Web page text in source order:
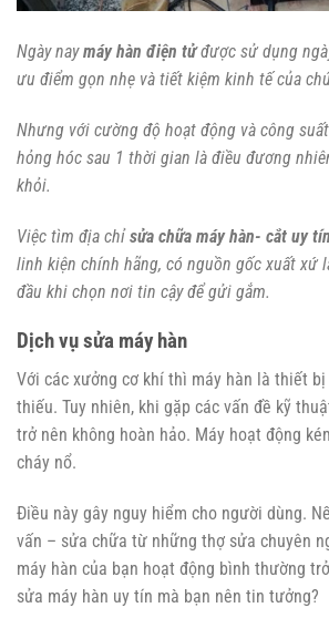
Ngày naymáy hàn điện tửđược sử dụng
ưu điểm gọn nhẹ và tiết kiệm kinh tế của
Nhưng với cường độ hoạt động và công
hỏng hóc sau 1 thời gian là điều đương
khỏi.
Việc tìm địa chỉsửa chữa máy hàn- cắt uy tín
linh kiện chính hãng, có nguồn gốc xuất xứ
đầu khi chọn nơi tin cậy để gửi gắm.
Dịch vụ sửa máy hàn
Với các xưởng cơ khí thì máy hàn là thiết
thiếu. Tuy nhiên, khi gặp các vấn đề kỹ
trở nên không hoàn hảo. Máy hoạt động
cháy nổ.
Điều này gây nguy hiểm cho người dùng.
vấn – sửa chữa từ những thợ sửa chuyên
máy hàn của bạn hoạt động bình thường
sửa máy hàn uy tín mà bạn nên tin tưởng?